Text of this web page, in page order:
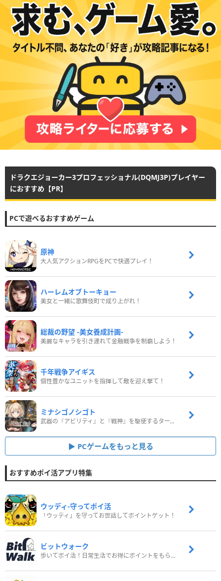
ドラクエジョーカー3プロフェッショナル(DQMJ3P)プレイヤー
におすすめ【PR】
PCで遊べるおすすめゲーム
原神
大人気アクションRPGをPCで快適プレイ！
ハーレムオブトーキョー
美女と一緒に歌舞伎町で成り上がれ！
総裁の野望 -美女養成計画-
美麗なキャラを引き連れて金融戦争を制覇しよう！
千年戦争アイギス
個性豊かなユニットを指揮して敵を迎え撃て！
ミナシゴノシゴト
武器の『アビリティ』と『戦神』を駆使するターン制コマンドバトルRPG！
PCゲームをもっと見る
おすすめポイ活アプリ特集
ウッディ‐守ってポイ活
「ウッディ」を守ってお世話してポイントゲット！
ビットウォーク
歩いてポイ活！日常生活でお得にポイントをもらおう